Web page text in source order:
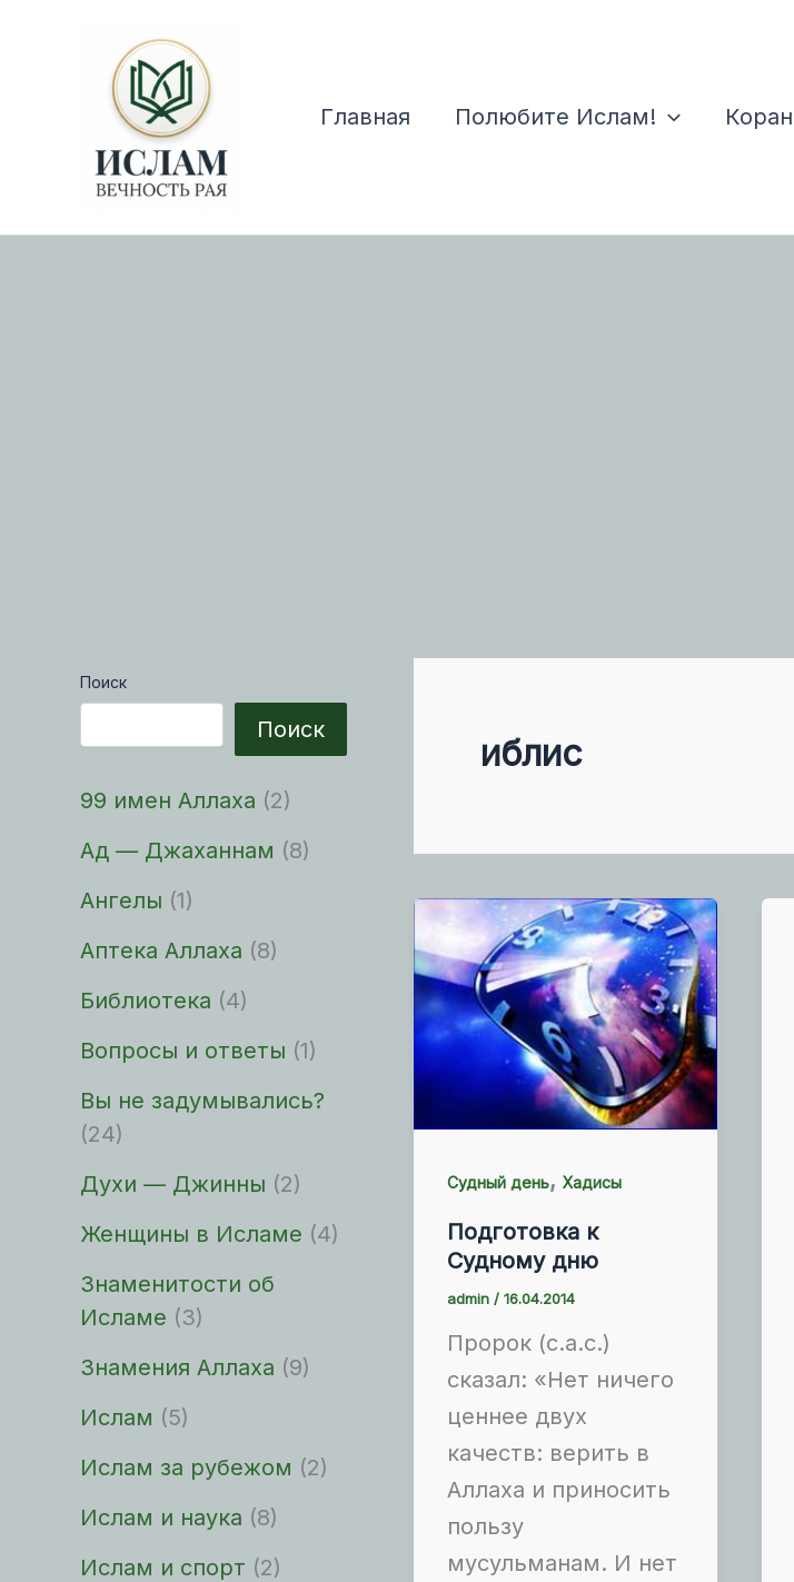
содержимому
Главная
Полюбите Ислам! Коран
Поиск
Поиск
99 имен Аллаха (2)
Ад — Джаханнам (8)
Ангелы (1)
Аптека Аллаха (8)
Библиотека (4)
Вопросы и ответы (1)
Вы не задумывались?
(24)
Духи — Джинны (2)
Женщины в Исламе (4)
Знаменитости об
Исламе (3)
Знамения Аллаха (9)
Ислам (5)
Ислам за рубежом (2)
Ислам и наука (8)
Ислам и спорт (2)
иблис
Судный день, Хадисы
Подготовка к
Судному дню
admin / 16.04.2014
Пророк (с.а.с.)
сказал: «Нет ничего
ценнее двух
качеств: верить в
Аллаха и приносить
пользу
мусульманам. И нет